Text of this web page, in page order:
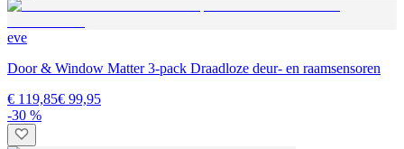
eve
Door & Window Matter 3-pack Draadloze deur- en raamsensoren
€ 119,85€ 99,95
-30 %